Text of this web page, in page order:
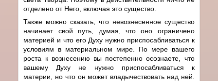
отделено от Него, включая это существо.
Также можно сказать, что невознесенное существо
начинает свой путь, думая, что оно ограничено
материей и что его Духу нужно приспосабливаться к
условиям в материальном мире. По мере вашего
роста к вознесению вы постепенно осознаете, что
вашему Духу не нужно приспосабливаться к
материи, но что он может владычествовать над ней.